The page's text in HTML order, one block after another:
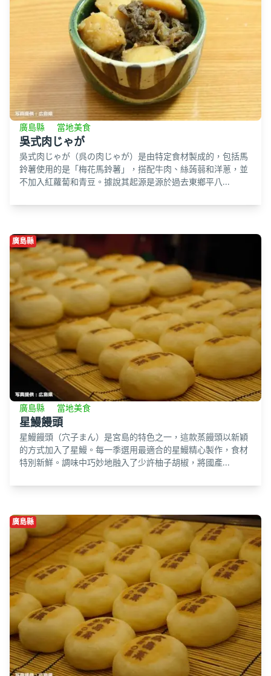
廣島縣 當地美食
吳式肉じゃが
吳式肉じゃが（呉の肉じゃが）是由特定食材製成的，包括馬
鈴薯使用的是「梅花馬鈴薯」，搭配牛肉、絲蒟蒻和洋蔥，並
不加入紅蘿蔔和青豆。據說其起源是源於過去東鄉平八...
廣島縣
廣島縣 當地美食
星鰻饅頭
星鰻饅頭（穴子まん）是宮島的特色之一，這款蒸饅頭以新穎
的方式加入了星鰻。每一季選用最適合的星鰻精心製作，食材
特別新鮮。調味中巧妙地融入了少許柚子胡椒，將國產...
廣島縣